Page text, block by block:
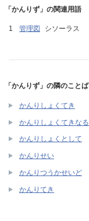
「かんりず」の関連用語
管理図 シソーラス
「かんりず」の隣のことば
かんりしょくてき
かんりしょくてきなる
かんりしょくとして
かんりせい
かんりつうかせいど
かんりてき